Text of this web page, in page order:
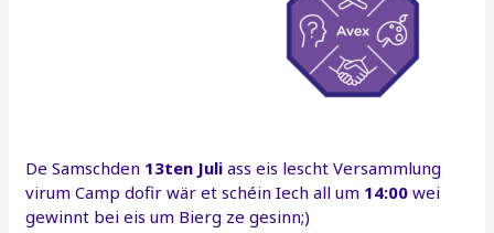
De Samschden 13ten Juli ass eis lescht Versammlung
virum Camp dofir wär et schéin Iech all um 14:00 wei
gewinnt bei eis um Bierg ze gesinn;)